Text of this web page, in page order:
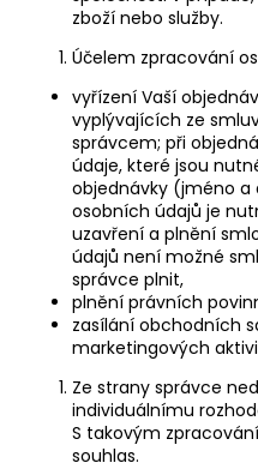
zboží nebo služby.
Účelem zpracování
vyřízení Vaší
vyplývajících ze
správcem; při
údaje, které jsou
objednávky (jméno a
osobních údajů je
uzavření a plnění
údajů není možné
správce plnit,
plnění právních
zasílání obchodních
marketingových
Ze strany správce
individuálnímu
S takovým
souhlas.